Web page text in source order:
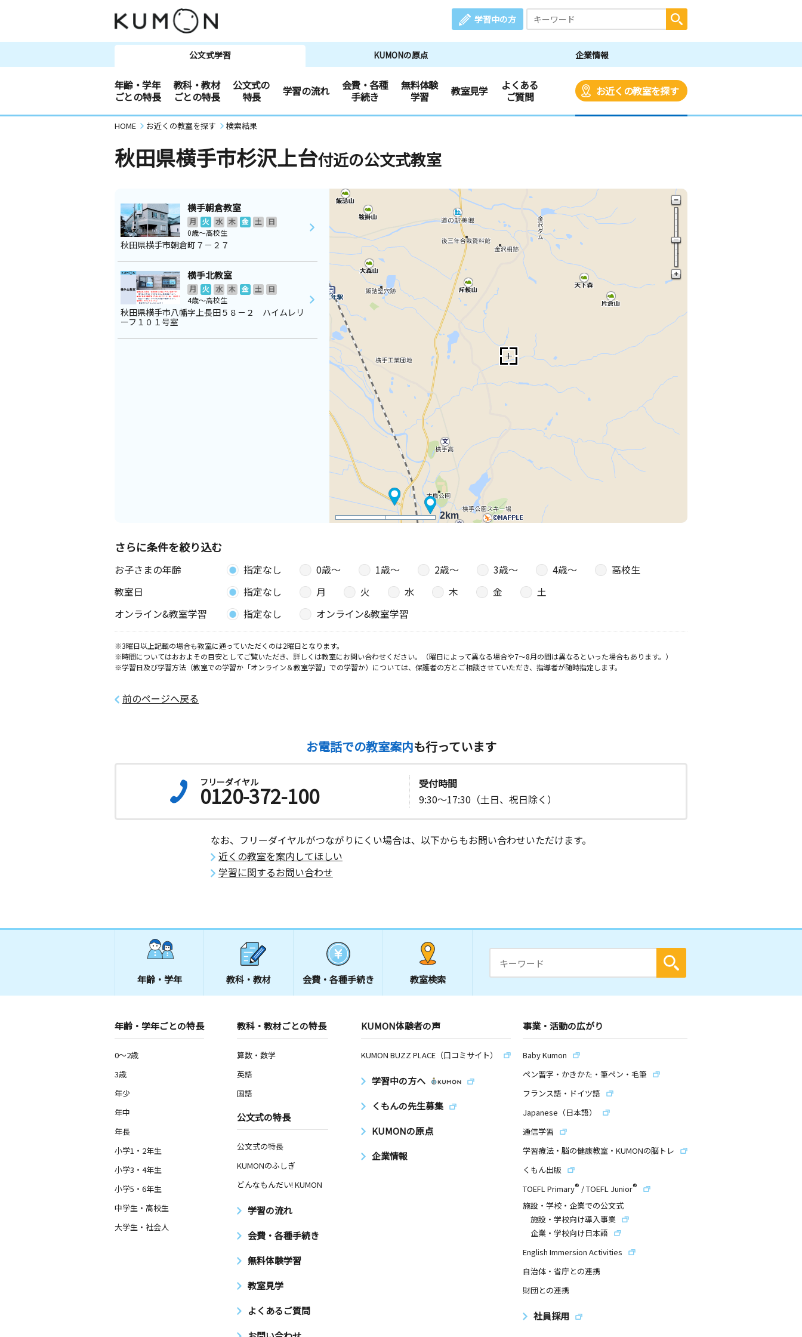
学習中の方
公文式学習 KUMONの原点 企業情報
年齢・学年
ごとの特長
教科・教材
ごとの特長
公文式の
特長
学習の流れ
会費・各種
手続き
無料体験
学習
教室見学
よくある
ご質問
お近くの教室を探す
HOME お近くの教室を探す 検索結果
秋田県横手市杉沢上台付近の公文式教室
2km
横手朝倉教室
月 火 水 木 金 土
日
0歳～高校生
秋田県横手市朝倉町７－２７
横手北教室
月 火 水 木 金 土
日
4歳～高校生
秋田県横手市八幡字上長田５８－２ ハイムレリ
ーフ１０１号室
さらに条件を絞り込む
お子さまの年齢 指定なし 0歳〜 1歳〜 2歳〜 3歳〜 4歳〜
高校生
教室日
指定なし 月 火 水 木 金
土
オンライン&教室学習
指定なし オンライン&教室学習
※3曜日以上記載の場合も教室に通っていただくのは2曜日となります。
※時間についてはおおよその目安としてご覧いただき、詳しくは教室にお問い合わせください。（曜日によって異なる場合や7～8月の間は異なるといった場合もあります。）
※学習日及び学習方法（教室での学習か「オンライン＆教室学習」での学習か）については、保護者の方とご相談させていただき、指導者が随時指定します。
前のページへ戻る
お電話での教室案内も行っています
フリーダイヤル
0120-372-100
受付時間
9:30～17:30（土日、祝日除く）
なお、フリーダイヤルがつながりにくい場合は、以下からもお問い合わせいただけます。
近くの教室を案内してほしい
学習に関するお問い合わせ
年齢・学年 教科・教材 会費・ 各種手続き 教室検索
年齢・学年ごとの特長
0～2歳
3歳
年少
年中
年長
小学1・2年生
小学3・4年生
小学5・6年生
中学生・高校生
大学生・社会人
教科・教材ごとの特長
算数・数学
英語
国語
公文式の特長
公文式の特長
KUMONのふしぎ
どんなもんだい! KUMON
学習の流れ
会費・各種手続き
無料体験学習
教室見学
よくあるご質問
KUMON体験者の声
KUMON BUZZ PLACE（口コミサイト）
学習中の方へ
くもんの先生募集
KUMONの原点
企業情報
事業・活動の広がり
Baby Kumon
ペン習字・かきかた・筆ペン・毛筆
フランス語・ドイツ語
Japanese（日本語）
通信学習
学習療法・脳の健康教室・KUMONの脳トレ
くもん出版
TOEFL Primary® /TOEFL Junior®
施設・学校・企業での公文式
施設・学校向け導入事業
企業・学校向け日本語
English Immersion Activities
自治体・省庁との連携
財団との連携
社員採用